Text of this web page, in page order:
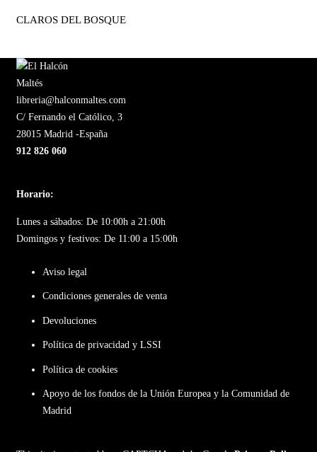
CLAROS DEL BOSQUE
libreria@halconmaltes.com
C/ Fernando el Católico, 3
28015 Madrid -España
912 826 060
Horario:
Lunes a sábados: De 10:00h a 21:00h
Domingos y festivos: De 11:00 a 15:00h
Aviso legal
Condiciones generales de venta
Devoluciones
Política de privacidad y LSSI
Política de cookies
Apoyo de los fondos de la Unión Europea y la Comunidad de
Madrid